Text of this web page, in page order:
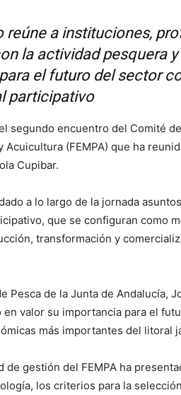
reúne a instituciones,
la actividad pesquera
el futuro del sector
participativo
segundo encuentro del Comité
Acuicultura (FEMPA) que ha
Cupibar.
a lo largo de la jornada
que se configuran como
transformación y
Pesca de la Junta de Andalucía,
valor su importancia para el
más importantes del litoral
de gestión del FEMPA ha
los criterios para la